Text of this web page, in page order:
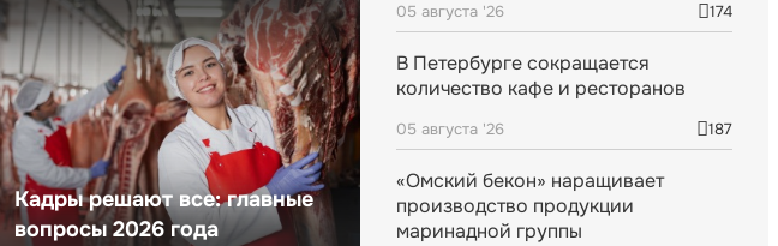
Кадры решают все: главные
вопросы 2026 года
05 августа '26 174
В Петербурге сокращается
количество кафе и ресторанов
05 августа '26 187
«Омский бекон» наращивает
производство продукции
маринадной группы